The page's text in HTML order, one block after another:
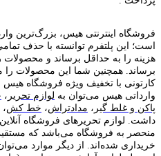
فروشگاه اینترنتی هیس، بزرگ‌ترین
است؛ این پلتفرم توانسته با حذف
هزینه را به حداقل برساند و
برساند. همچنین شما این محصولات را
کارتونی با تخفیف ویژه فروشگاه هیس
وارداتی هیس می‌توان به لوازم تحریر ،
پاکن و غلط گیر ، مدادتراش، خط کش،
داشت. لوازم تحریر‌های فروشگاه
منحصر به فروشگاه می‌باشد که
خریداری شده‌اند. از دیگر موارد